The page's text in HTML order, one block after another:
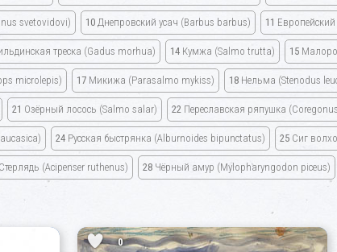
svetovidovi) 10 Днепровский усач (Barbus barbus) 11 Европейский
треска (Gadus morhua) 14 Кумжа (Salmo trutta) 15
microlepis) 17 Микижа (Parasalmo mykiss) 18 Нельма (Stenodus
21 Озёрный лосось (Salmo salar) 22 Переславская ряпушка
24 Русская быстрянка (Alburnoides bipunctatus) 25 Сиг
Стерлядь (Acipenser ruthenus) 28 Чёрный амур (Mylopharyngodon piceus)
0